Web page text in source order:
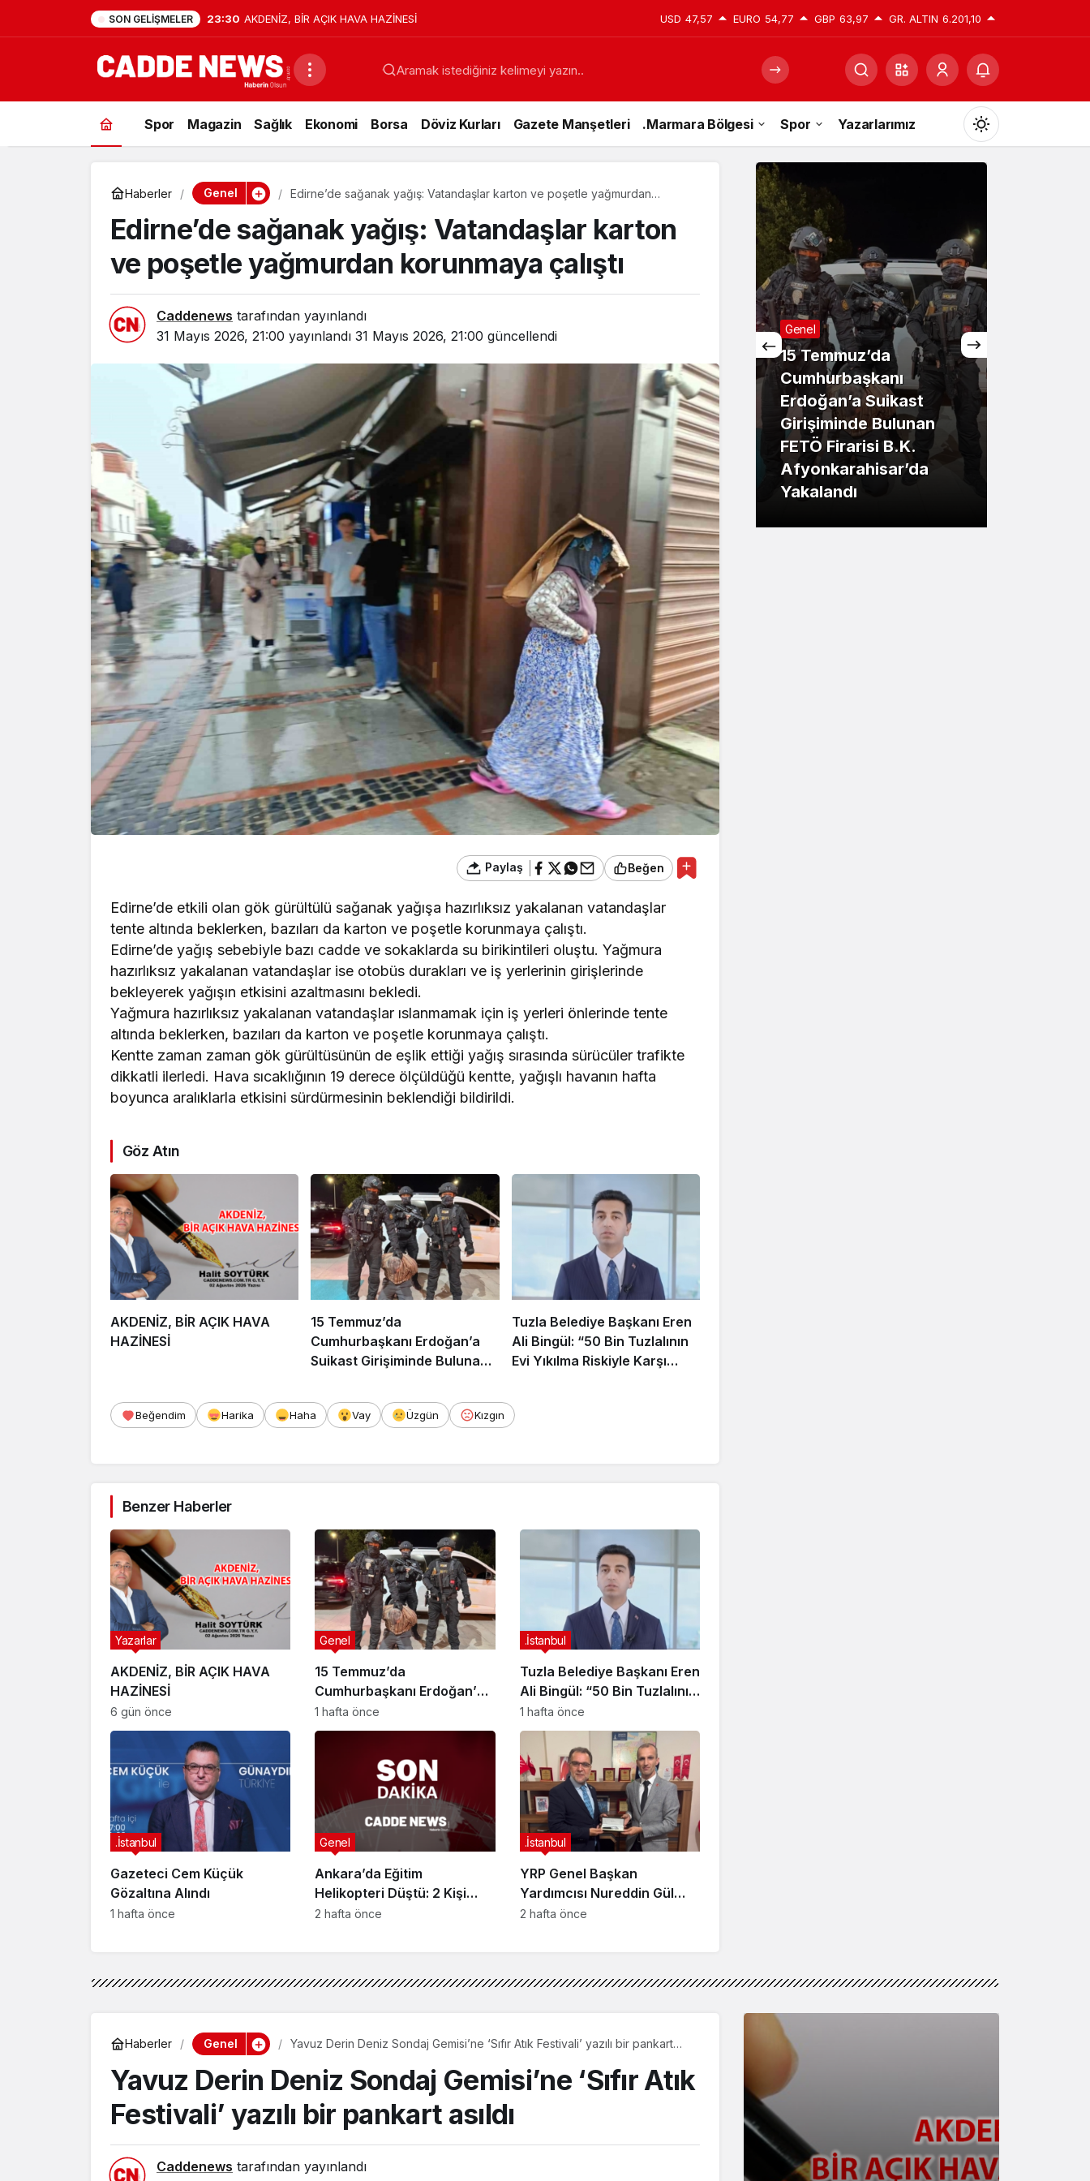
SON GELIŞMELER 23:30 AKDENİZ, BİR AÇIK HAVA HAZİNESİ USD 47,57 EURO 54,77 GBP 63,97 GR. ALTIN 6.201,10
Aramak istediğiniz kelimeyi yazın..
Spor Magazin Sağlık Ekonomi Borsa Döviz Kurları Gazete Manşetleri .Marmara Bölgesi Spor Yazarlarımız
Mod
değiştir
Gündüz Modu
Gündüz modunu seçin.
Gece Modu
Gece modunu seçin.
Sistem Modu
Sistem modunu seçin.
Haberler Genel
Edirne’de sağanak yağış: Vatandaşlar karton ve poşetle yağmurdan
Edirne’de sağanak yağış: Vatandaşlar karton
ve poşetle yağmurdan korunmaya çalıştı
Caddenews tarafından yayınlandı
31 Mayıs 2026, 21:00 yayınlandı 31 Mayıs 2026, 21:00 güncellendi
Paylaş Beğen
Edirne’de etkili olan gök gürültülü sağanak yağışa hazırlıksız yakalanan vatandaşlar
tente altında beklerken, bazıları da karton ve poşetle korunmaya çalıştı.
Edirne’de yağış sebebiyle bazı cadde ve sokaklarda su birikintileri oluştu. Yağmura
hazırlıksız yakalanan vatandaşlar ise otobüs durakları ve iş yerlerinin girişlerinde
bekleyerek yağışın etkisini azaltmasını bekledi.
Yağmura hazırlıksız yakalanan vatandaşlar ıslanmamak için iş yerleri önlerinde tente
altında beklerken, bazıları da karton ve poşetle korunmaya çalıştı.
Kentte zaman zaman gök gürültüsünün de eşlik ettiği yağış sırasında sürücüler trafikte
dikkatli ilerledi. Hava sıcaklığının 19 derece ölçüldüğü kentte, yağışlı havanın hafta
boyunca aralıklarla etkisini sürdürmesinin beklendiği bildirildi.
Göz Atın
AKDENİZ, BİR AÇIK HAVA
HAZİNESİ
15 Temmuz’da
Cumhurbaşkanı Erdoğan’a
Suikast Girişiminde Bulunan
Afyonkarahisar’da Yakalandı
Tuzla Belediye Başkanı Eren
Ali Bingül: “50 Bin Tuzlalının
Evi Yıkılma Riskiyle Karşı
Beğendim Harika Haha Vay Üzgün Kızgın
Benzer Haberler
AKDENİZ, BİR AÇIK HAVA
HAZİNESİ
Yazarlar
6 gün önce
15 Temmuz’da
Cumhurbaşkanı Erdoğan’a
Suikast Girişiminde Bulunan
FETÖ Firarisi B.K.
Yakalandı
Genel
1 hafta önce
Tuzla Belediye Başkanı Eren
Ali Bingül: “50 Bin Tuzlalının
Evi Yıkılma Riskiyle Karşı
Karşıya”
.İstanbul
1 hafta önce
Gazeteci Cem Küçük
Gözaltına Alındı
.İstanbul
1 hafta önce
Ankara’da Eğitim
Helikopteri Düştü: 2 Kişi
Yaralandı
Genel
2 hafta önce
YRP Genel Başkan
Yardımcısı Nureddin Gül
Sancaktepe Teşkilatıyla Bir
.İstanbul
2 hafta önce
AKDENİZ, BİR AÇIK
HAVA HAZİNESİ
Genel
15 Temmuz’da
Cumhurbaşkanı
Erdoğan’a Suikast
Girişiminde Bulunan
FETÖ Firarisi B.K.
Afyonkarahisar’da
Yakalandı
Haberler Genel
Yavuz Derin Deniz Sondaj Gemisi’ne ‘Sıfır Atık Festivali’ yazılı bir pankart
Yavuz Derin Deniz Sondaj Gemisi’ne ‘Sıfır Atık
Festivali’ yazılı bir pankart asıldı
Caddenews tarafından yayınlandı